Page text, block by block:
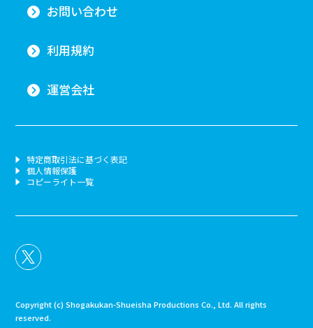
お問い合わせ
利用規約
運営会社
特定商取引法に基づく表記
個人情報保護
コピーライト一覧
Copyright (c) Shogakukan-Shueisha Productions Co., Ltd. All rights
reserved.